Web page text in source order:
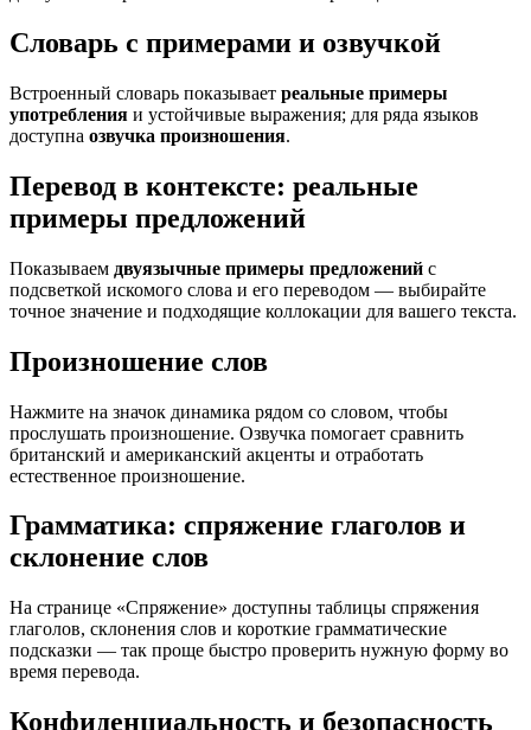
Словарь с примерами и озвучкой
Встроенный словарь показывает реальные примеры
употребления и устойчивые выражения; для ряда языков
доступна озвучка произношения.
Перевод в контексте: реальные
примеры предложений
Показываем двуязычные примеры предложений с
подсветкой искомого слова и его переводом — выбирайте
точное значение и подходящие коллокации для вашего текста.
Произношение слов
Нажмите на значок динамика рядом со словом, чтобы
прослушать произношение. Озвучка помогает сравнить
британский и американский акценты и отработать
естественное произношение.
Грамматика: спряжение глаголов и
склонение слов
На странице «Спряжение» доступны таблицы спряжения
глаголов, склонения слов и короткие грамматические
подсказки — так проще быстро проверить нужную форму во
время перевода.
Конфиденциальность и безопасность